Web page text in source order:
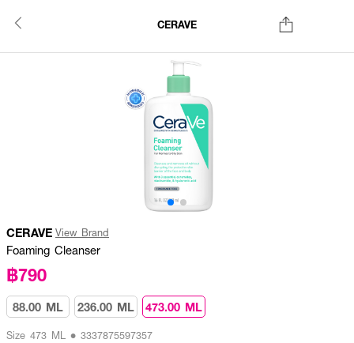
CERAVE
CERAVE View Brand
Foaming Cleanser
฿790
88.00 ML 236.00 ML 473.00 ML
Size 473 ML • 3337875597357